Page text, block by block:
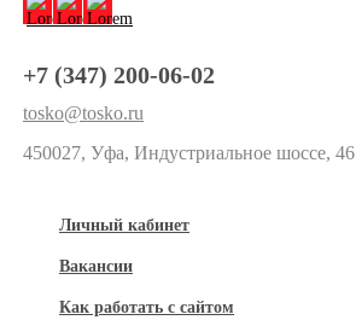
+7 (347) 200-06-02
tosko@tosko.ru
450027, Уфа, Индустриальное шоссе, 46
Личный кабинет
Вакансии
Как работать с сайтом